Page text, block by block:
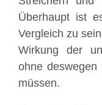
Überhaupt ist
Vergleich zu
Wirkung der
ohne
müssen.